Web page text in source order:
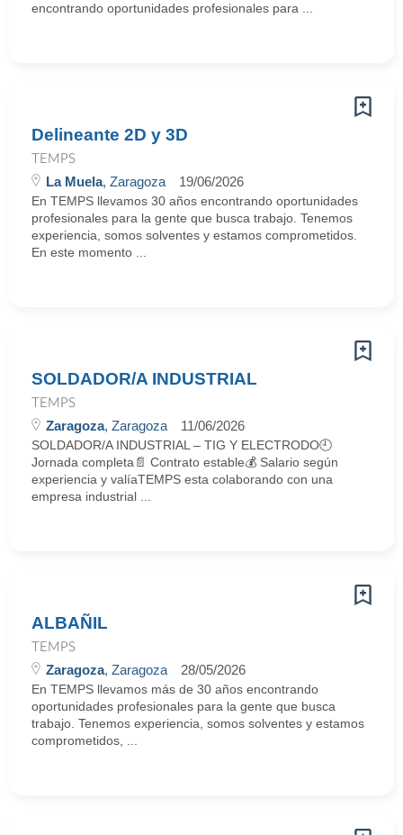
encontrando oportunidades profesionales para ...
Delineante 2D y 3D
TEMPS
La Muela, Zaragoza 19/06/2026
En TEMPS llevamos 30 años encontrando oportunidades
profesionales para la gente que busca trabajo. Tenemos
experiencia, somos solventes y estamos comprometidos.
En este momento ...
SOLDADOR/A INDUSTRIAL
TEMPS
Zaragoza, Zaragoza 11/06/2026
SOLDADOR/A INDUSTRIAL – TIG Y ELECTRODO🕘
Jornada completa📄 Contrato estable💰 Salario según
experiencia y valíaTEMPS esta colaborando con una
empresa industrial ...
ALBAÑIL
TEMPS
Zaragoza, Zaragoza 28/05/2026
En TEMPS llevamos más de 30 años encontrando
oportunidades profesionales para la gente que busca
trabajo. Tenemos experiencia, somos solventes y estamos
comprometidos, ...